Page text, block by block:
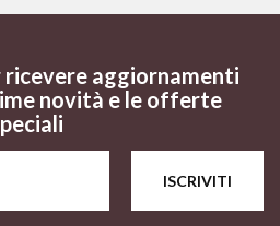
ricevere aggiornamenti
novità e le offerte
ISCRIVITI